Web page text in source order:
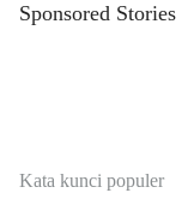
Sponsored Stories
Kata kunci populer